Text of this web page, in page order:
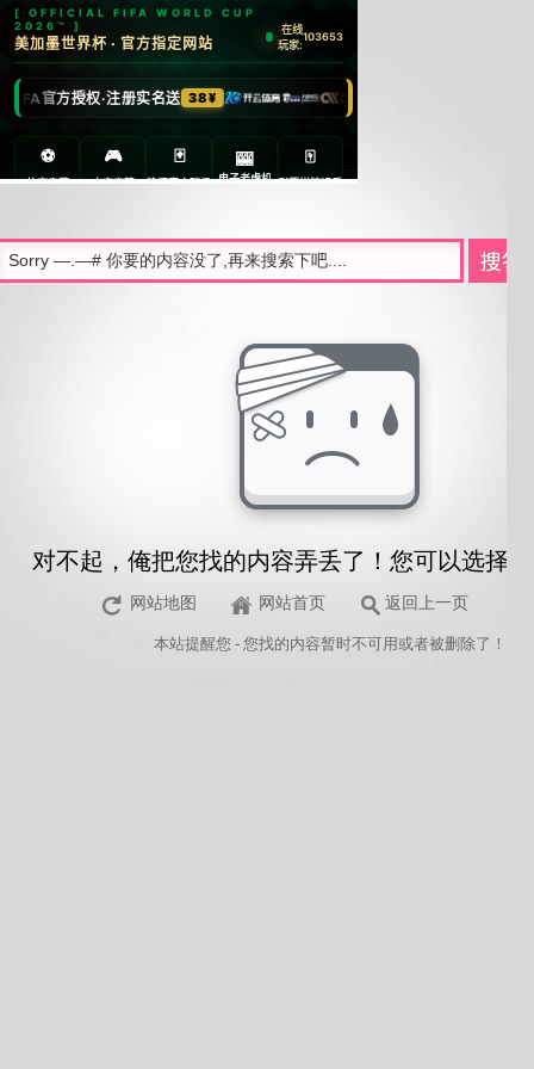
对不起，俺把您找的内容弄丢了！您可以选择
网站地图 网站首页 返回上一页
本站提醒您 - 您找的内容暂时不可用或者被删除了！